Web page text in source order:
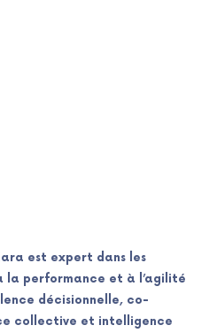
est expert dans les
la performance et à l’agilité
décisionnelle, co-
collective et intelligence